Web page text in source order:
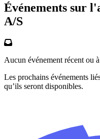
Événements sur
A/S
Aucun événement récent ou
Les prochains événements
qu’ils seront disponibles.